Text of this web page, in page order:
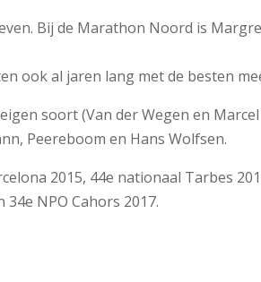
Bij de Marathon Noord is
ook al jaren lang met de besten
soort (Van der Wegen en
Peereboom en Hans Wolfsen.
2015, 44e nationaal Tarbes
NPO Cahors 2017.